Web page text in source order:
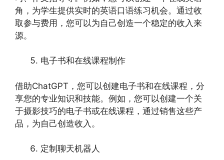
角，为学生提供实时的英语口语练习机会。通过收
取参与费用，您可以为自己创造一个稳定的收入来
源。
电子书和在线课程制作
借助ChatGPT，您可以创建电子书和在线课程，分
享您的专业知识和技能。例如，您可以创建一个关
于摄影技巧的电子书或在线课程，通过销售这些产
品，为自己创造收入。
定制聊天机器人